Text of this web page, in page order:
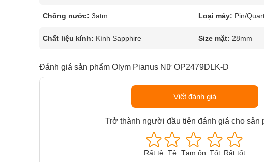
Chống nước: 3atm Loại máy: Pin/
Chất liệu kính: Kính Sapphire Size mặt: 28mm
Đánh giá sản phẩm Olym Pianus Nữ OP2479DLK-D
Viết đánh giá
Trở thành người đầu tiên đánh giá cho sản
Rất tệ Tệ Tạm ổn Tốt Rất tốt